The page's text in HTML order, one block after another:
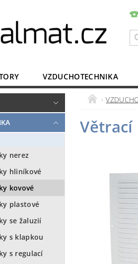
VZDUCHOTECHNIKA
KOMUNIKACE
ELEKTRONIKA
nerez
hliníkové
kovové
plastové
se žaluzií
s klapkou
s regulací
Větrací